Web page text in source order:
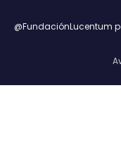
@FundaciónLucentum